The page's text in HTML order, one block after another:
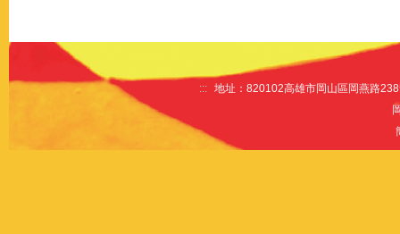
::: 地址：820102高雄市岡山區岡燕路